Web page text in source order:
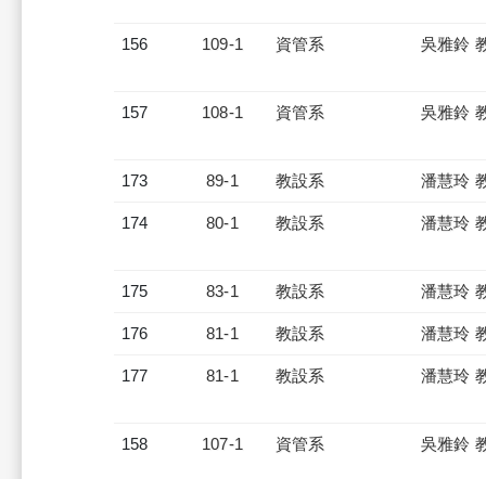
156 109-1 資管系 吳雅鈴
157 108-1 資管系 吳雅鈴
173 89-1 教設系 潘慧玲
174 80-1 教設系 潘慧玲
175 83-1 教設系 潘慧玲
176 81-1 教設系 潘慧玲
177 81-1 教設系 潘慧玲
158 107-1 資管系 吳雅鈴